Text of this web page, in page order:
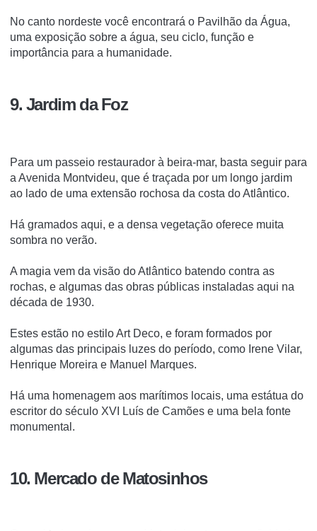
No canto nordeste você encontrará o Pavilhão da Água,
uma exposição sobre a água, seu ciclo, função e
importância para a humanidade.
9. Jardim da Foz
Para um passeio restaurador à beira-mar, basta seguir para
a Avenida Montvideu, que é traçada por um longo jardim
ao lado de uma extensão rochosa da costa do Atlântico.
Há gramados aqui, e a densa vegetação oferece muita
sombra no verão.
A magia vem da visão do Atlântico batendo contra as
rochas, e algumas das obras públicas instaladas aqui na
década de 1930.
Estes estão no estilo Art Deco, e foram formados por
algumas das principais luzes do período, como Irene Vilar,
Henrique Moreira e Manuel Marques.
Há uma homenagem aos marítimos locais, uma estátua do
escritor do século XVI Luís de Camões e uma bela fonte
monumental.
10. Mercado de Matosinhos